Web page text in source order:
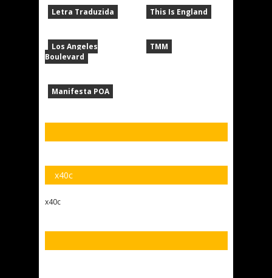
Letra Traduzida
Los Angeles
Boulevard
Manifesta POA
This Is England
TMM
x40c
x40c